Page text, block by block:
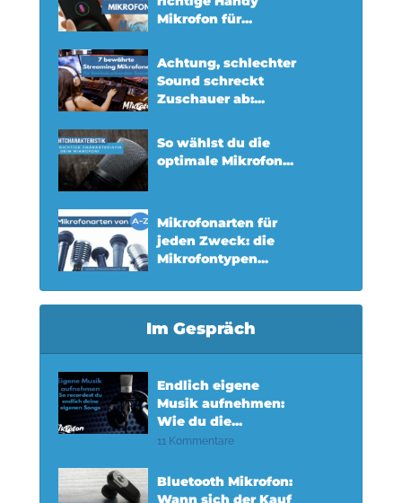
Mikrofon für...
Achtung, schlechter
Sound schreckt
Zuschauer ab:...
So wählst du die
optimale Mikrofon...
Mikrofonarten für
jeden Zweck: die
Mikrofontypen...
Im Gespräch
Endlich eigene
Musik aufnehmen:
Wie du die...
11 Kommentare
Bluetooth Mikrofon:
Wann sich der Kauf